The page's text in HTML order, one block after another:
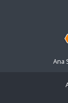
Ana